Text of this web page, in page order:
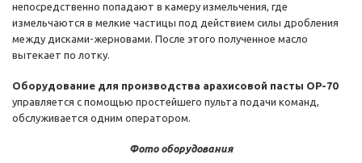
непосредственно попадают в камеру измельчения, где
измельчаются в мелкие частицы под действием силы дробления
между дисками-жерновами. После этого полученное масло
вытекает по лотку.
Оборудование для производства арахисовой пасты OP-70
управляется с помощью простейшего пульта подачи команд,
обслуживается одним оператором.
Фото оборудования